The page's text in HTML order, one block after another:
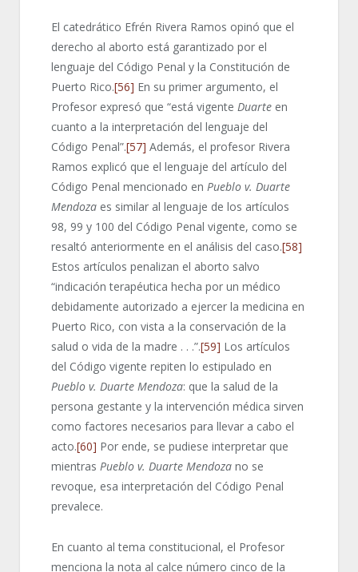
El catedrático Efrén Rivera Ramos opinó que el
derecho al aborto está garantizado por el
lenguaje del Código Penal y la Constitución de
Puerto Rico.[56] En su primer argumento, el
Profesor expresó que “está vigente Duarteen
cuanto a la interpretación del lenguaje del
Código Penal”.[57] Además, el profesor Rivera
Ramos explicó que el lenguaje del artículo del
Código Penal mencionado en Pueblo v. Duarte
Mendozaes similar al lenguaje de los artículos
98, 99 y 100 del Código Penal vigente, como se
resaltó anteriormente en el análisis del caso.[58]
Estos artículos penalizan el aborto salvo
“indicación terapéutica hecha por un médico
debidamente autorizado a ejercer la medicina en
Puerto Rico, con vista a la conservación de la
salud o vida de la madre . . .”.[59] Los artículos
del Código vigente repiten lo estipulado en
Pueblo v. Duarte Mendoza: que la salud de la
persona gestante y la intervención médica sirven
como factores necesarios para llevar a cabo el
acto.[60] Por ende, se pudiese interpretar que
mientras Pueblo v. Duarte Mendozano se
revoque, esa interpretación del Código Penal
prevalece.
En cuanto al tema constitucional, el Profesor
menciona la nota al calce número cinco de la